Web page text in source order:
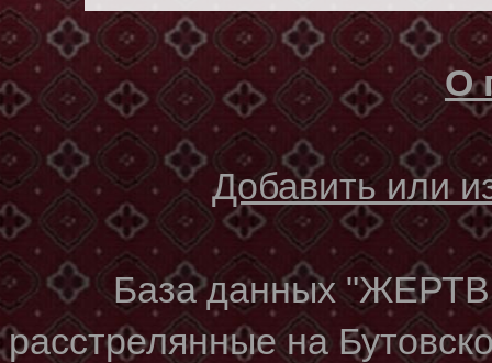
О
Добавить или
База данных
расстрелянные на